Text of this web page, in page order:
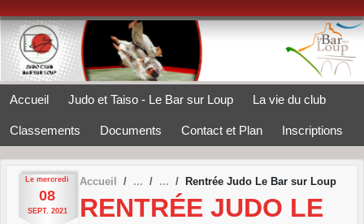
Accueil Judo et Taiso - Le Bar sur Loup La vie du club
Classements Documents Contact et Plan Inscriptions
Le mercredi
08
SEPT. 2021
Accueil Rentrée Judo Le Bar sur Loup
RENTRÉE JUDO LE